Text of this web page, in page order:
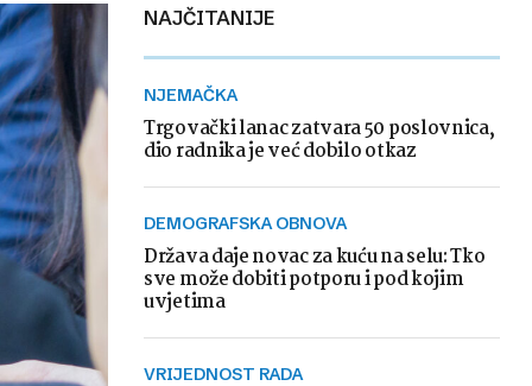
NAJČITANIJE
NJEMAČKA
Trgovački lanac zatvara 50 poslovnica,
dio radnika je već dobilo otkaz
DEMOGRAFSKA OBNOVA
Država daje novac za kuću na selu: Tko
sve može dobiti potporu i pod kojim
uvjetima
VRIJEDNOST RADA